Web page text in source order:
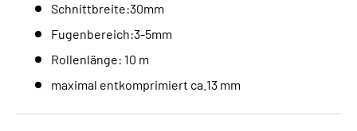
Schnittbreite:30mm
Fugenbereich:3-5mm
Rollenlänge: 10 m
maximal entkomprimiert ca.13 mm